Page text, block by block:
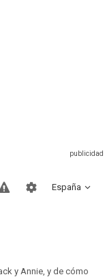
España
y Annie, y de cómo